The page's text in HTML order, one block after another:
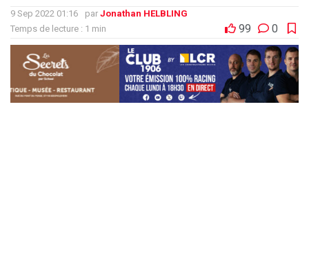
9 Sep 2022 01:16 par Jonathan HELBLING
Temps de lecture : 1 min
99 0